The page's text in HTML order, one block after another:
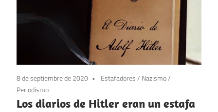
8 de septiembre de 2020 Estafadores/ Nazismo/
Periodismo
Los diarios de Hitler eran un estafa